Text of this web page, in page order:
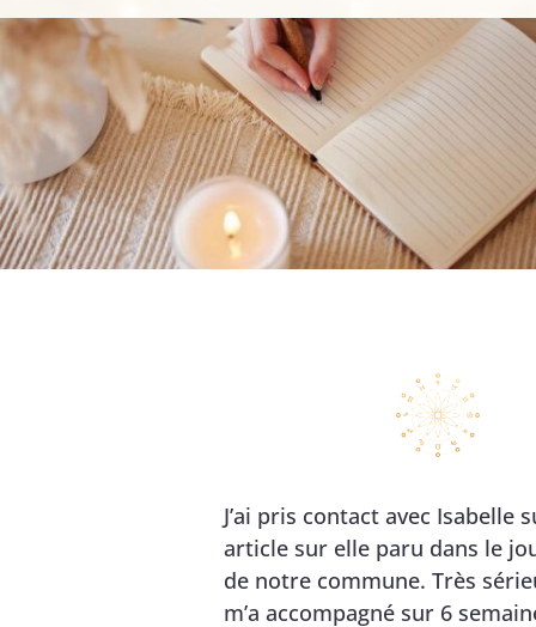
J’ai pris contact avec Isabelle
article sur elle paru dans le
de notre commune. Très
m’a accompagné sur 6